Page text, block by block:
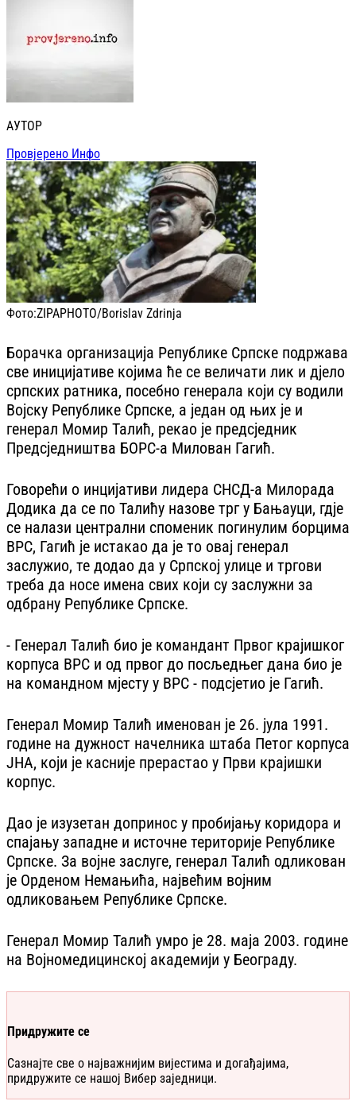
АУТОР
Провјерено Инфо
Фото:ZIPAPHOTO/Borislav Zdrinja
Борачка организација Републике Српске подржава
све иницијативе којима ће се величати лик и дјело
српских ратника, посебно генерала који су водили
Војску Републике Српске, а један од њих је и
генерал Момир Талић, рекао је предсједник
Предсједништва БОРС-а Милован Гагић.
Говорећи о инцијативи лидера СНСД-а Милорада
Додика да се по Талићу назове трг у Бањауци, гдје
се налази централни споменик погинулим борцима
ВРС, Гагић је истакао да је то овај генерал
заслужио, те додао да у Српској улице и тргови
треба да носе имена свих који су заслужни за
одбрану Републике Српске.
- Генерал Талић био је командант Првог крајишког
корпуса ВРС и од првог до посљедњег дана био је
на командном мјесту у ВРС - подсјетио је Гагић.
Генерал Момир Талић именован је 26. јула 1991.
године на дужност начелника штаба Петог корпуса
ЈНА, који је касније прерастао у Први крајишки
корпус.
Дао је изузетан допринос у пробијању коридора и
спајању западне и источне територије Републике
Српске. За војне заслуге, генерал Талић одликован
је Орденом Немањића, највећим војним
одликовањем Републике Српске.
Генерал Момир Талић умро је 28. маја 2003. године
на Војномедицинској академији у Београду.
Придружите се
Сазнајте све о најважнијим вијестима и догађајима,
придружите се нашој Вибер заједници.